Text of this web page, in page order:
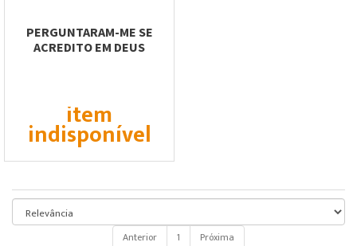
PERGUNTARAM-ME SE
ACREDITO EM DEUS
item
indisponível
Anterior 1 Próxima